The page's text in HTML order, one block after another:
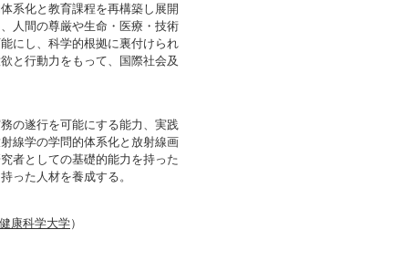
系化と教育課程を再構築し展開
人間の尊厳や生命・医療・技術
にし、科学的根拠に裏付けられ
と行動力をもって、国際社会及
の遂行を可能にする能力、実践
線学の学問的体系化と放射線画
者としての基礎的能力を持った
った人材を養成する。
康科学大学）